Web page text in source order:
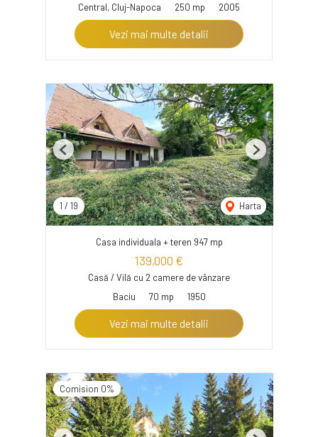
Central, Cluj-Napoca
250 mp 2005
Vezi mai multe detalii
1 / 19 Harta
Previous Next
Casa individuala + teren 947 mp
139,000 €
Casă / Vilă cu 2 camere de vânzare
Baciu
70 mp 1950
Vezi mai multe detalii
Comision 0%